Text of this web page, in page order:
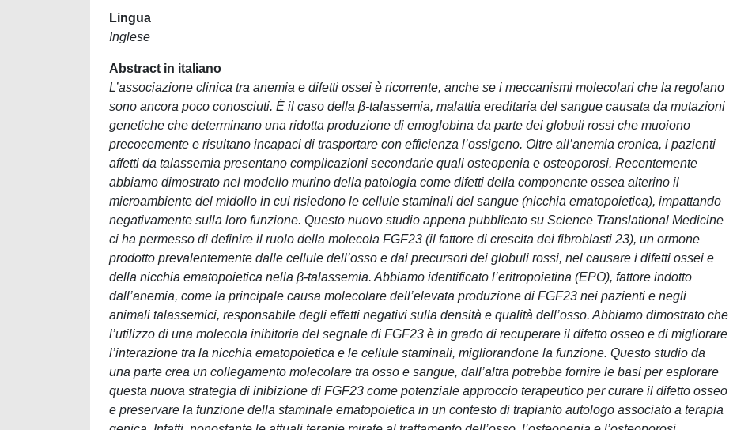
Lingua
Inglese
Abstract in italiano
L’associazione clinica tra anemia e difetti ossei è ricorrente, anche se i meccanismi molecolari che la regolano
sono ancora poco conosciuti. È il caso della β-talassemia, malattia ereditaria del sangue causata da mutazioni
genetiche che determinano una ridotta produzione di emoglobina da parte dei globuli rossi che muoiono
precocemente e risultano incapaci di trasportare con efficienza l’ossigeno. Oltre all’anemia cronica, i pazienti
affetti da talassemia presentano complicazioni secondarie quali osteopenia e osteoporosi. Recentemente
abbiamo dimostrato nel modello murino della patologia come difetti della componente ossea alterino il
microambiente del midollo in cui risiedono le cellule staminali del sangue (nicchia ematopoietica), impattando
negativamente sulla loro funzione. Questo nuovo studio appena pubblicato su Science Translational Medicine
ci ha permesso di definire il ruolo della molecola FGF23 (il fattore di crescita dei fibroblasti 23), un ormone
prodotto prevalentemente dalle cellule dell’osso e dai precursori dei globuli rossi, nel causare i difetti ossei e
della nicchia ematopoietica nella β-talassemia. Abbiamo identificato l’eritropoietina (EPO), fattore indotto
dall’anemia, come la principale causa molecolare dell’elevata produzione di FGF23 nei pazienti e negli
animali talassemici, responsabile degli effetti negativi sulla densità e qualità dell’osso. Abbiamo dimostrato che
l’utilizzo di una molecola inibitoria del segnale di FGF23 è in grado di recuperare il difetto osseo e di migliorare
l’interazione tra la nicchia ematopoietica e le cellule staminali, migliorandone la funzione. Questo studio da
una parte crea un collegamento molecolare tra osso e sangue, dall’altra potrebbe fornire le basi per esplorare
questa nuova strategia di inibizione di FGF23 come potenziale approccio terapeutico per curare il difetto osseo
e preservare la funzione della staminale ematopoietica in un contesto di trapianto autologo associato a terapia